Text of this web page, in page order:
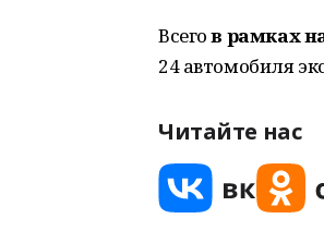
Всегов рамках
24 автомобиля
Читайте нас